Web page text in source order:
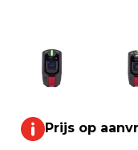
Prijs op